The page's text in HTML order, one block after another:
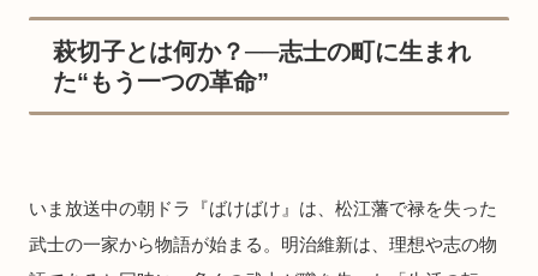
萩切子とは何か？──志士の町に生まれ
た“もう一つの革命”
いま放送中の朝ドラ『ばけばけ』は、松江藩で禄を失った
武士の一家から物語が始まる。明治維新は、理想や志の物